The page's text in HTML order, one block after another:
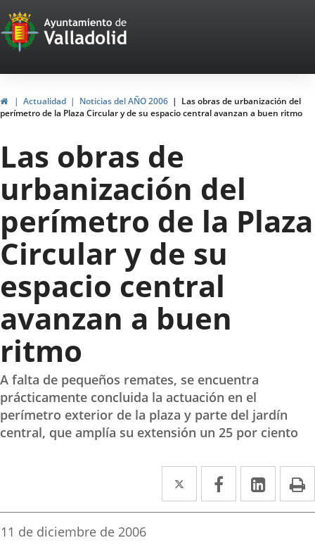
Portal
Web
del
Ayuntamiento
de
Valladolid
HomeActualidad Noticias del AÑO 2006
Las obras de urbanización del
perímetro de la Plaza Circular y de su espacio central avanzan a buen ritmo
Las obras de
urbanización del
perímetro de la Plaza
Circular y de su
espacio central
avanzan a buen
ritmo
A falta de pequeños remates, se encuentra
prácticamente concluida la actuación en el
perímetro exterior de la plaza y parte del jardín
central, que amplía su extensión un 25 por ciento
Twitter
Enlace
a
Facebook
Enlace
a
Enlace
a
Fecha
11 de diciembre de 2006